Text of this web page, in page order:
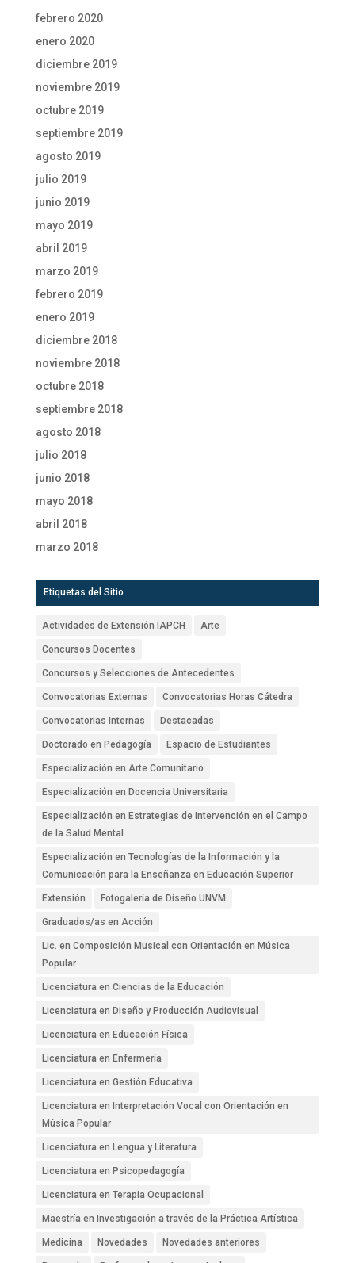
febrero 2020
enero 2020
diciembre 2019
noviembre 2019
octubre 2019
septiembre 2019
agosto 2019
julio 2019
junio 2019
mayo 2019
abril 2019
marzo 2019
febrero 2019
enero 2019
diciembre 2018
noviembre 2018
octubre 2018
septiembre 2018
agosto 2018
julio 2018
junio 2018
mayo 2018
abril 2018
marzo 2018
Etiquetas del Sitio
Actividades de Extensión IAPCH Arte
Concursos Docentes
Concursos y Selecciones de Antecedentes
Convocatorias Externas Convocatorias Horas Cátedra
Convocatorias Internas Destacadas
Doctorado en Pedagogía Espacio de Estudiantes
Especialización en Arte Comunitario
Especialización en Docencia Universitaria
Especialización en Estrategias de Intervención en el Campo
de la Salud Mental
Especialización en Tecnologías de la Información y la
Comunicación para la Enseñanza en Educación Superior
Extensión Fotogalería de Diseño.UNVM
Graduados/as en Acción
Lic. en Composición Musical con Orientación en Música
Popular
Licenciatura en Ciencias de la Educación
Licenciatura en Diseño y Producción Audiovisual
Licenciatura en Educación Física
Licenciatura en Enfermería
Licenciatura en Gestión Educativa
Licenciatura en Interpretación Vocal con Orientación en
Música Popular
Licenciatura en Lengua y Literatura
Licenciatura en Psicopedagogía
Licenciatura en Terapia Ocupacional
Maestría en Investigación a través de la Práctica Artística
Medicina Novedades Novedades anteriores